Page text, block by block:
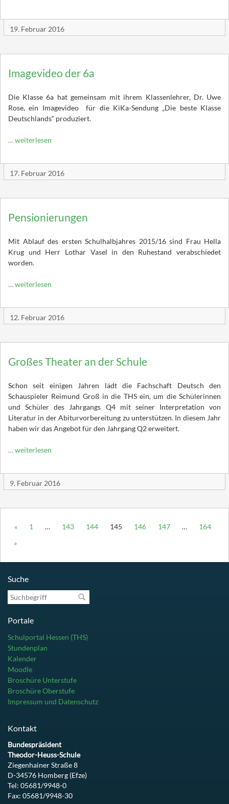
19. Februar 2016
Imagevideo der 6a
Die Klasse 6a hat gemeinsam mit ihrem Klassenlehrer, Dr. Uwe
Rose, ein Imagevideo für die KiKa-Sendung „Die beste Klasse
Deutschlands“ produziert.
… weiterlesen
17. Februar 2016
Pensionierungen
Mit Ablauf des ersten Schulhalbjahres 2015/16 sind Frau Hella
Krug und Herr Lothar Vasel in den Ruhestand verabschiedet
worden.
… weiterlesen
12. Februar 2016
Großes Theater an der Schule
Schon seit einigen Jahren lädt die Fachschaft Deutsch den
Schauspieler Reimund Groß in die THS ein, um die Schülerinnen
und Schüler des Jahrgangs Q4 mit seiner Interpretation von
Literatur in der Abiturvorbereitung zu unterstützen. In diesem Jahr
haben wir das Angebot für den Jahrgang Q2 erweitert.
… weiterlesen
9. Februar 2016
« 1 … 143 144 145 146 147 …
164
»
Suche
Suchbegriff
Portale
Schulportal Hessen (THS)
Stundenplan
Kalender
Moodle
Broschüre Unterstufe
Broschüre Oberstufe
Impressum und Datenschutz
Kontakt
Bundespräsident
Theodor-Heuss-Schule
Ziegenhainer Straße 8
D-34576 Homberg (Efze)
Tel: 05681/9948-0
Fax: 05681/9948-30